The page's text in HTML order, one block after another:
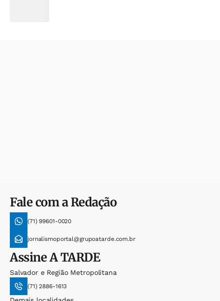
Fale com a Redação
(71) 99601-0020
jornalismoportal@grupoatarde.com.br
AssineA TARDE
Salvador e Região Metropolitana
(71) 2886-1613